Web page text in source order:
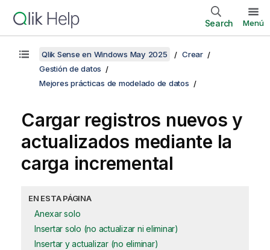
Search Menú
Qlik Sense en Windows May 2025
Crear
Gestión de datos
Mejores prácticas de modelado de datos
Cargar registros nuevos y
actualizados mediante la
carga incremental
EN ESTA PÁGINA
Anexar solo
Insertar solo (no actualizar ni eliminar)
Insertar y actualizar (no eliminar)